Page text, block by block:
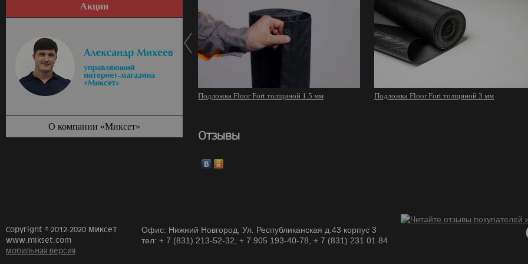
Подложка Floor Fort толщиной 1.5 мм Подложка Floor Fort толщиной 3 мм
Отзывы
Акции
О компании «Миксет»
Copyright © 2012-2020 Миксет
www.mikset.com
мобильная версия
Офис: Нижний Новгород, Ул. Республиканская д.43 корпус 3
тел: + 7 (831) 213-52-32, + 7 905 193-40-78, + 7 (831) 231 01 84